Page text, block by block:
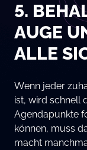
5.
AUGE
ALLE
Wenn jeder
ist, wird schnell
Agendapunkte
können, muss
macht